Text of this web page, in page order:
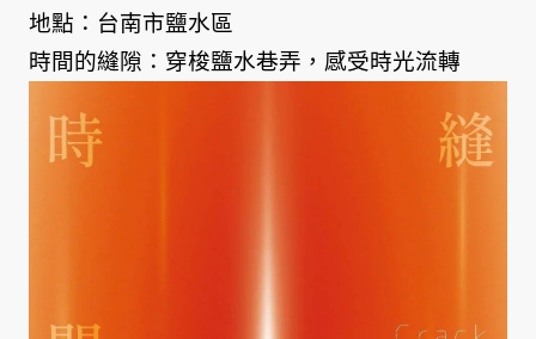
地點：台南市鹽水區
時間的縫隙：穿梭鹽水巷弄，感受時光流轉